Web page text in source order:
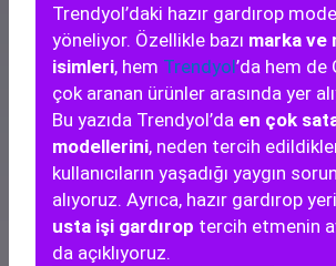
Trendyol’daki hazır gardırop
yöneliyor. Özellikle bazı marka ve
isimleri, hem Trendyol’da hem de
çok aranan ürünler arasında yer
Bu yazıda Trendyol’da en çok
modellerini, neden tercih
kullanıcıların yaşadığı yaygın
alıyoruz. Ayrıca, hazır gardırop
usta işi gardırop tercih etmenin
da açıklıyoruz.